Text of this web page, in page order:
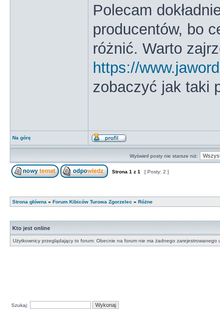
Polecam
producentów, bo
różnić. Warto
https://
zobaczyć jak taki
Na górę
Wyświetl posty nie starsze niż:
Strona 1 z 1 [ Posty: 2 ]
Strona główna » Forum Kibiców Turowa Zgorzelec » Różne
Kto jest online
Użytkownicy przeglądający to forum: Obecnie na forum nie ma żadnego zarejestrowanego
Szukaj: